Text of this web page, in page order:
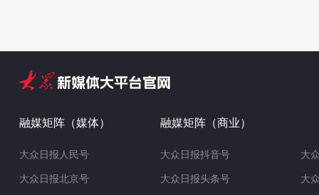
融媒矩阵（媒体）
大众日报人民号
大众日报北京号
融媒矩阵（商业）
大众日报抖音号
大众日报头条号
大
大